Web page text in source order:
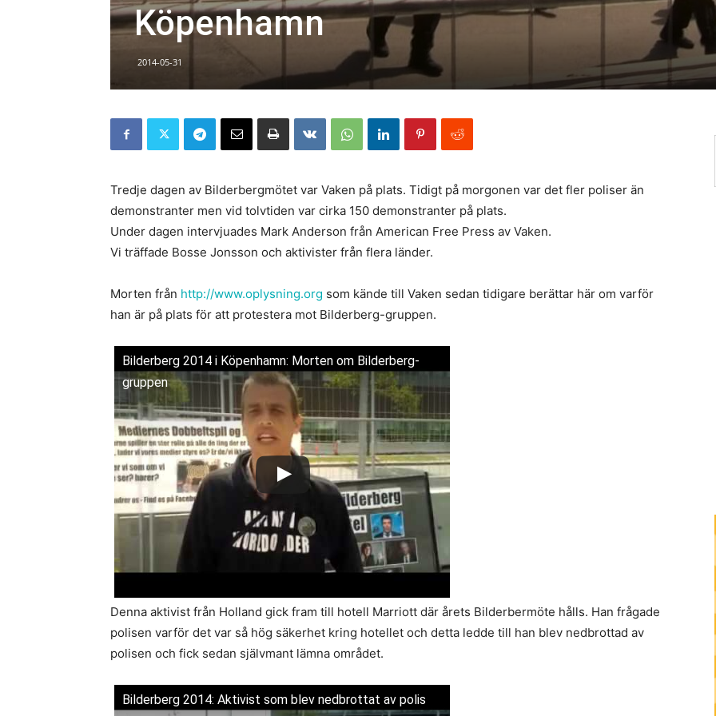
Köpenhamn
2014-05-31
Tredje dagen av Bilderbergmötet var Vaken på plats. Tidigt på morgonen var det fler poliser än
demonstranter men vid tolvtiden var cirka 150 demonstranter på plats.
Under dagen intervjuades Mark Anderson från American Free Press av Vaken.
Vi träffade Bosse Jonsson och aktivister från flera länder.
Morten från http://www.oplysning.org som kände till Vaken sedan tidigare berättar här om varför
han är på plats för att protestera mot Bilderberg-gruppen.
Bilderberg 2014 i Köpenhamn: Morten om Bilderberg-
gruppen
Denna aktivist från Holland gick fram till hotell Marriott där årets Bilderbermöte hålls. Han frågade
polisen varför det var så hög säkerhet kring hotellet och detta ledde till han blev nedbrottad av
polisen och fick sedan självmant lämna området.
Bilderberg 2014: Aktivist som blev nedbrottat av polis